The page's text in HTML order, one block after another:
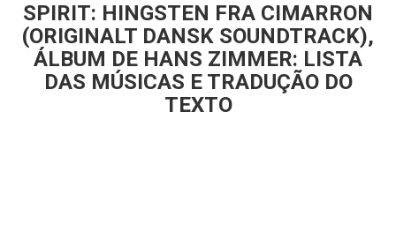
SPIRIT: HINGSTEN FRA CIMARRON
(ORIGINALT DANSK SOUNDTRACK),
ÁLBUM DE HANS ZIMMER: LISTA
DAS MÚSICAS E TRADUÇÃO DO
TEXTO